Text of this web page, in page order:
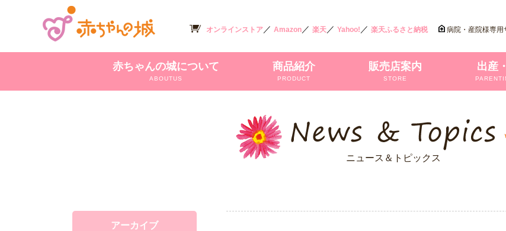
オンラインストア／ Amazon／ 楽天／ Yahoo! ／ 楽天ふるさと納税 病院・産院様専用
赤ちゃんの城について
ABOUTUS
商品紹介
PRODUCT
販売店案内
STORE
出産
ニュース＆トピックス
アーカイブ